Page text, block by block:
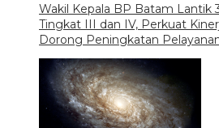
Wakil Kepala BP Batam Lantik
Tingkat III dan IV, Perkuat
Dorong Peningkatan